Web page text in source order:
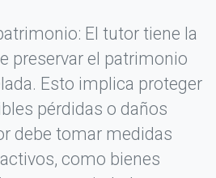
El tutor tiene la
preservar el patrimonio
Esto implica proteger
pérdidas o daños
debe tomar medidas
como bienes